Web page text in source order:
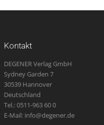
Kontakt
DEGENER Verlag GmbH
Sydney Garden 7
30539 Hannover
Deutschland
Tel.: 0511-963 60 0
E-Mail: info@degener.de